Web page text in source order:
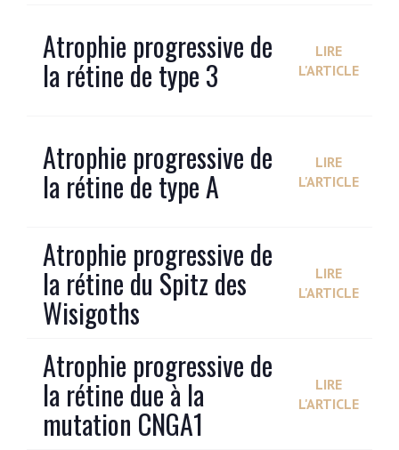
Atrophie progressive de
la rétine de type 3
LIRE
L'ARTICLE
Atrophie progressive de
la rétine de type A
LIRE
L'ARTICLE
Atrophie progressive de
la rétine du Spitz des
Wisigoths
LIRE
L'ARTICLE
Atrophie progressive de
la rétine due à la
mutation CNGA1
LIRE
L'ARTICLE